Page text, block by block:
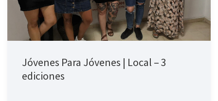
Jóvenes Para Jóvenes | Local – 3
ediciones